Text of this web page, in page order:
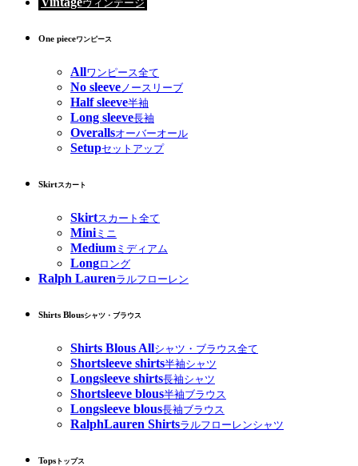
ヴィンテージ
One pieceワンピース
Allワンピース全て
No sleeveノースリーブ
Half sleeve半袖
Long sleeve長袖
Overallsオーバーオール
Setupセットアップ
Skirtスカート
Skirtスカート全て
Miniミニ
Medium ミディアム
Longロング
Ralph Laurenラルフローレン
Shirts Blousシャツ・ブラウス
Shirts Blous Allシャツ・ブラウス全て
Shortsleeve shirts半袖シャツ
Longsleeve shirts長袖シャツ
Shortsleeve blous半袖ブラウス
Longsleeve blous長袖ブラウス
RalphLauren Shirtsラルフローレンシャツ
Tops トップス